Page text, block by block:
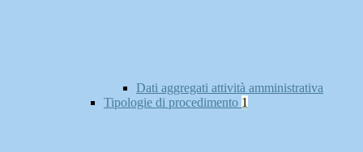
Dati aggregati attività amministrativa
Tipologie di procedimento 1